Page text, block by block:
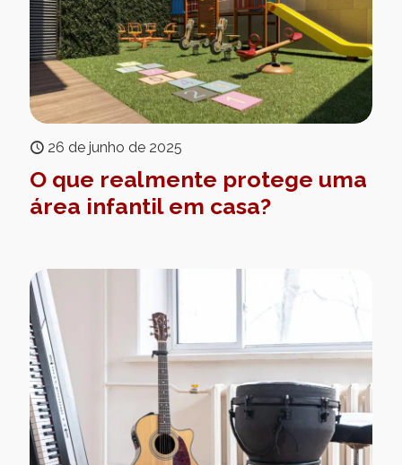
26 de junho de 2025
O que realmente protege uma
área infantil em casa?